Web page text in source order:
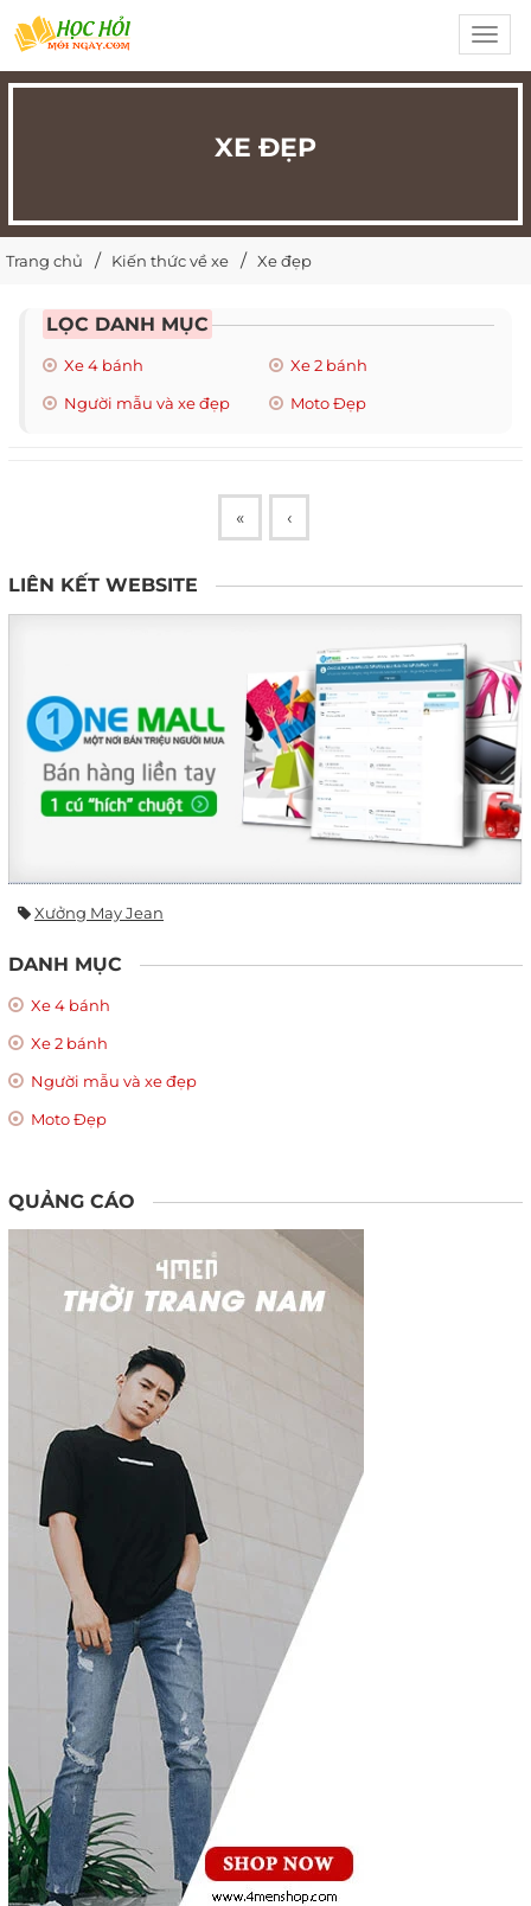
XE ĐẸP
Trang chủ Kiến thức về xe Xe đẹp
LỌC DANH MỤC
Xe 4 bánh
Xe 2 bánh
Người mẫu và xe đẹp
Moto Đẹp
« ‹
LIÊN KẾT WEBSITE
Xưởng May Jean
DANH MỤC
Xe 4 bánh
Xe 2 bánh
Người mẫu và xe đẹp
Moto Đẹp
QUẢNG CÁO